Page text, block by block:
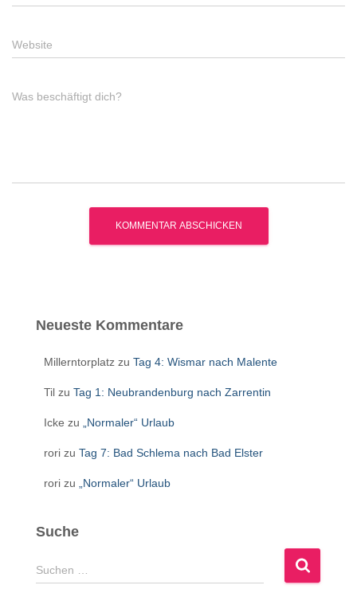
Website
Was beschäftigt dich?
Neueste Kommentare
Millerntorplatz zu Tag 4: Wismar nach Malente
Til zu Tag 1: Neubrandenburg nach Zarrentin
Icke zu „Normaler“ Urlaub
rori zu Tag 7: Bad Schlema nach Bad Elster
rori zu „Normaler“ Urlaub
Suche
S
u
Suchen …